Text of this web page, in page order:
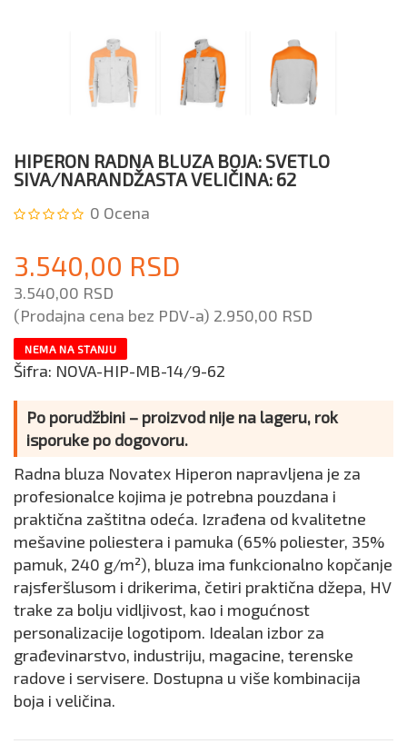
HIPERON RADNA BLUZA BOJA: SVETLO
SIVA/NARANDŽASTA VELIČINA: 62
0 Ocena
3.540,00 RSD
3.540,00 RSD
(Prodajna cena bez PDV-a) 2.950,00 RSD
NEMA NA STANJU
Šifra: NOVA-HIP-MB-14/9-62
Po porudžbini – proizvod nije na lageru, rok
isporuke po dogovoru.
Radna bluza Novatex Hiperon napravljena je za
profesionalce kojima je potrebna pouzdana i
praktična zaštitna odeća. Izrađena od kvalitetne
mešavine poliestera i pamuka (65% poliester, 35%
pamuk, 240 g/m²), bluza ima funkcionalno kopčanje
rajsferšlusom i drikerima, četiri praktična džepa, HV
trake za bolju vidljivost, kao i mogućnost
personalizacije logotipom. Idealan izbor za
građevinarstvo, industriju, magacine, terenske
radove i servisere. Dostupna u više kombinacija
boja i veličina.